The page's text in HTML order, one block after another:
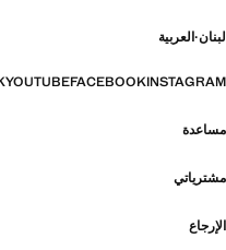
لبنان·العربية
INSTAGRAM
FACEBOOK
YOUTUBE
مساعدة
مشترياتي
الإرجاع